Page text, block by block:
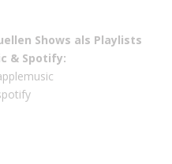
Shows als Playlists
& Spotify: